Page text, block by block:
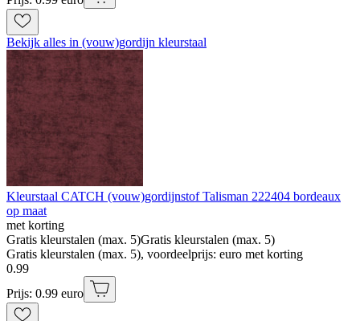
Bekijk alles in (vouw)gordijn kleurstaal
Kleurstaal CATCH (vouw)gordijnstof Talisman 222404 bordeaux
op maat
met korting
Gratis kleurstalen (max. 5)Gratis kleurstalen (max. 5)
Gratis kleurstalen (max. 5), voordeelprijs: euro met korting
0.99
Prijs: 0.99 euro